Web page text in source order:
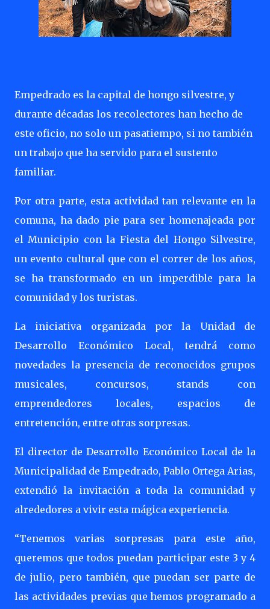
Empedrado es la capital de hongo silvestre, y
durante décadas los recolectores han hecho de
este oficio, no solo un pasatiempo, si no también
un trabajo que ha servido para el sustento
familiar.
Por otra parte, esta actividad tan relevante en la
comuna, ha dado pie para ser homenajeada por
el Municipio con la Fiesta del Hongo Silvestre,
un evento cultural que con el correr de los años,
se ha transformado en un imperdible para la
comunidad y los turistas.
La iniciativa organizada por la Unidad de
Desarrollo Económico Local, tendrá como
novedades la presencia de reconocidos grupos
musicales, concursos, stands con
emprendedores locales, espacios de
entretención, entre otras sorpresas.
El director de Desarrollo Económico Local de la
Municipalidad de Empedrado, Pablo Ortega Arias,
extendió la invitación a toda la comunidad y
alrededores a vivir esta mágica experiencia.
“Tenemos varias sorpresas para este año,
queremos que todos puedan participar este 3 y 4
de julio, pero también, que puedan ser parte de
las actividades previas que hemos programado a